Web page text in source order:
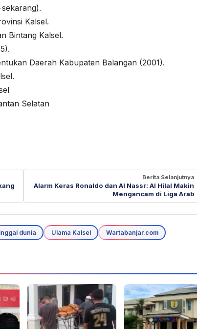
Kalsel.
Bintang Kalsel.
Daerah Kabupaten Balangan (2001).
Selatan
Berita Selanjutnya
Alarm Keras Ronaldo dan Al Nassr: Al Hilal Makin
Mengancam di Liga Arab
dunia Ulama Kalsel Wartabanjar.com